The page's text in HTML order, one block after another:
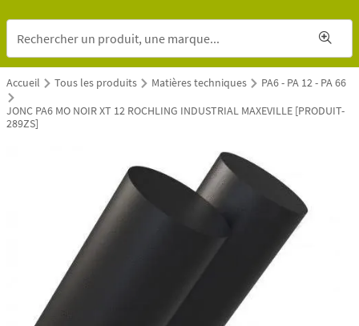
Accueil Tous les produits Matières techniques
PA6 - PA 12 - PA 66
JONC PA6 MO NOIR XT 12 ROCHLING INDUSTRIAL MAXEVILLE [PRODUIT-
289ZS]